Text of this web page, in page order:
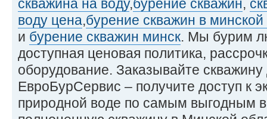
скважина на воду,бурение скважин,
воду цена,бурение скважин в минской
и бурение скважин минск. Мы бурим
доступная ценовая политика,
оборудование. Заказывайте
ЕвроБурСервис – получите доступ к
природной воде по самым выгодным